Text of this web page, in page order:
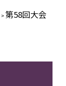
> 第58回大会